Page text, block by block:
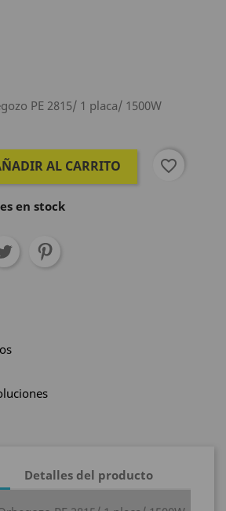
PE 2815/ 1 placa/ 1500W
AL CARRITO favorite_border
en stock
Detalles del producto